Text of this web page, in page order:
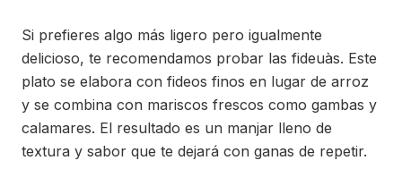
Si prefieres algo más ligero pero igualmente
delicioso, te recomendamos probar las fideuàs. Este
plato se elabora con fideos finos en lugar de arroz
y se combina con mariscos frescos como gambas y
calamares. El resultado es un manjar lleno de
textura y sabor que te dejará con ganas de repetir.